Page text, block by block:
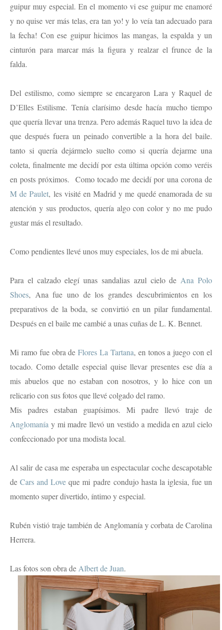
guipur muy especial. En el momento vi ese guipur me enamoré
y no quise ver más telas, era tan yo! y lo veía tan adecuado para
la fecha! Con ese guipur hicimos las mangas, la espalda y un
cinturón para marcar más la figura y realzar el frunce de la
falda.
Del estilismo, como siempre se encargaron Lara y Raquel de
D’Elles Estilisme. Tenía clarísimo desde hacía mucho tiempo
que quería llevar una trenza. Pero además Raquel tuvo la idea de
que después fuera un peinado convertible a la hora del baile.
tanto si quería dejármelo suelto como si quería dejarme una
coleta, finalmente me decidí por esta última opción como veréis
en posts próximos. Como tocado me decidí por una corona de
M de Paulet, les visité en Madrid y me quedé enamorada de su
atención y sus productos, quería algo con color y no me pudo
gustar más el resultado.
Como pendientes llevé unos muy especiales, los de mi abuela.
Para el calzado elegí unas sandalias azul cielo de Ana Polo
Shoes, Ana fue uno de los grandes descubrimientos en los
preparativos de la boda, se convirtió en un pilar fundamental.
Después en el baile me cambié a unas cuñas de L. K. Bennet.
Mi ramo fue obra deFlores La Tartana, en tonos a juego con el
tocado. Como detalle especial quise llevar presentes ese día a
mis abuelos que no estaban con nosotros, y lo hice con un
relicario con sus fotos que llevé colgado del ramo.
Mis padres estaban guapísimos. Mi padre llevó traje de
Anglomanía y mi madre llevó un vestido a medida en azul cielo
confeccionado por una modista local.
Al salir de casa me esperaba un espectacular coche descapotable
deCars and Love que mi padre condujo hasta la iglesia, fue un
momento super divertido, íntimo y especial.
Rubén vistió traje también de Anglomanía y corbata de Carolina
Herrera.
Las fotos son obra de Albert de Juan.